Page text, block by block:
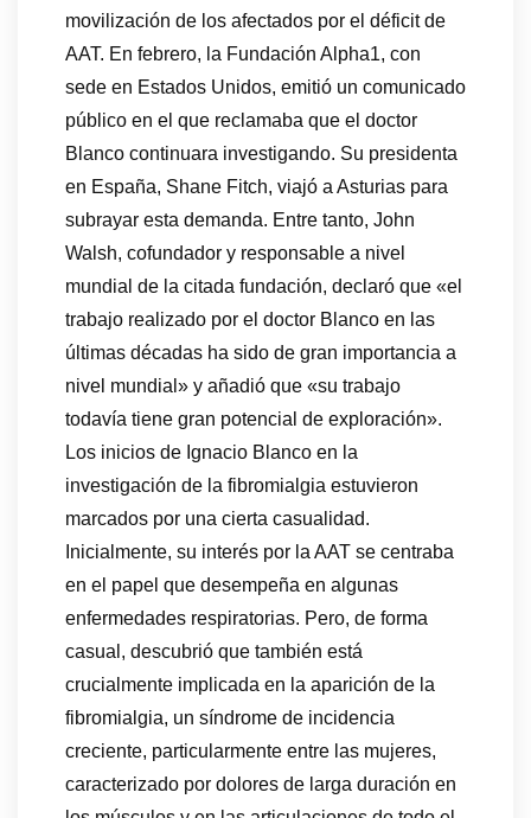
movilización de los afectados por el déficit de
AAT. En febrero, la Fundación Alpha1, con
sede en Estados Unidos, emitió un comunicado
público en el que reclamaba que el doctor
Blanco continuara investigando. Su presidenta
en España, Shane Fitch, viajó a Asturias para
subrayar esta demanda. Entre tanto, John
Walsh, cofundador y responsable a nivel
mundial de la citada fundación, declaró que «el
trabajo realizado por el doctor Blanco en las
últimas décadas ha sido de gran importancia a
nivel mundial» y añadió que «su trabajo
todavía tiene gran potencial de exploración».
Los inicios de Ignacio Blanco en la
investigación de la fibromialgia estuvieron
marcados por una cierta casualidad.
Inicialmente, su interés por la AAT se centraba
en el papel que desempeña en algunas
enfermedades respiratorias. Pero, de forma
casual, descubrió que también está
crucialmente implicada en la aparición de la
fibromialgia, un síndrome de incidencia
creciente, particularmente entre las mujeres,
caracterizado por dolores de larga duración en